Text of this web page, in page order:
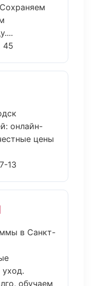
45
онлайн-
цены
13
в Санкт-
обучаем